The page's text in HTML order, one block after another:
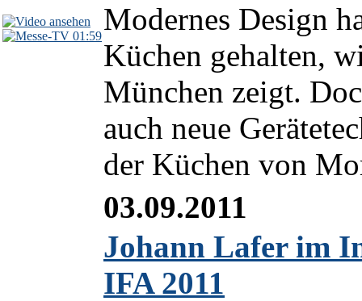
01:59Modernes Design
Küchen gehalten,
München zeigt.
auch neue
der Küchen von
03.09.2011
Johann Lafer im
IFA 2011